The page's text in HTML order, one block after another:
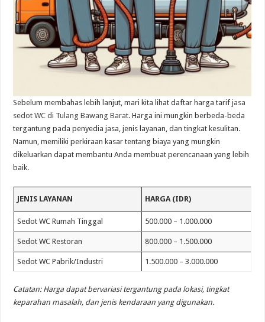
Sebelum membahas lebih lanjut, mari kita lihat daftar harga tarifjasa
sedot WC di Tulang Bawang Barat. Harga ini mungkin berbeda-beda
tergantung pada penyedia jasa, jenis layanan, dan tingkat kesulitan.
Namun, memiliki perkiraan kasar tentang biaya yang mungkin
dikeluarkan dapat membantu Anda membuat perencanaan yang lebih
baik.
JENIS LAYANAN HARGA (IDR)
Sedot WC Rumah Tinggal 500.000 – 1.000.000
Sedot WC Restoran 800.000 – 1.500.000
Sedot WC Pabrik/Industri 1.500.000 – 3.000.000
Catatan: Harga dapat bervariasi tergantung pada lokasi, tingkat
keparahan masalah, dan jenis kendaraan yang digunakan.